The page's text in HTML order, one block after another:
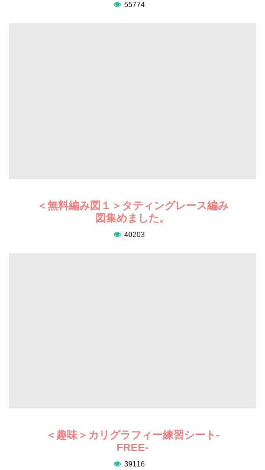
55774
＜無料編み図１＞タティングレース編み
図集めました。
40203
＜趣味＞カリグラフィー練習シート-
FREE-
39116